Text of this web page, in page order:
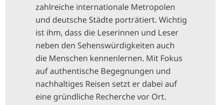
zahlreiche internationale Metropolen
und deutsche Städte porträtiert. Wichtig
ist ihm, dass die Leserinnen und Leser
neben den Sehenswürdigkeiten auch
die Menschen kennenlernen. Mit Fokus
auf authentische Begegnungen und
nachhaltiges Reisen setzt er dabei auf
eine gründliche Recherche vor Ort.